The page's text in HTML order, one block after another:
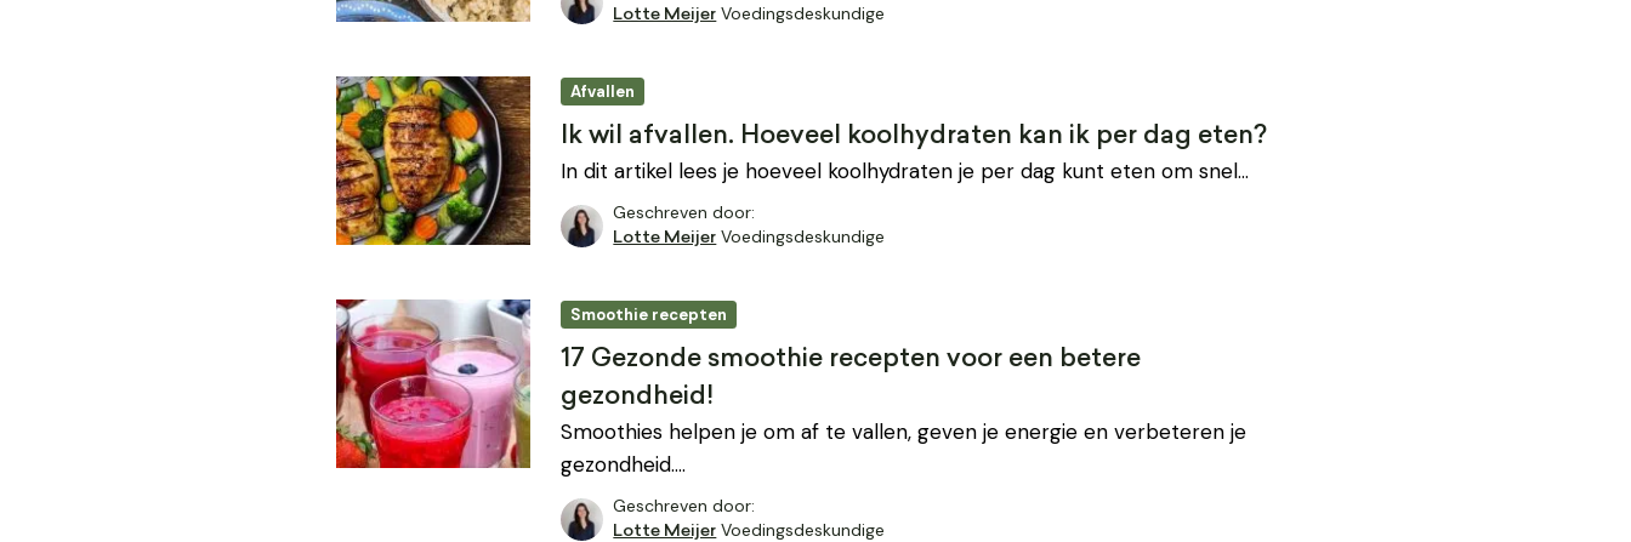
Lotte Meijer Voedingsdeskundige
Afvallen
Ik wil afvallen. Hoeveel koolhydraten kan ik per dag eten?
In dit artikel lees je hoeveel koolhydraten je per dag kunt eten om snel…
Geschreven door:
Lotte Meijer Voedingsdeskundige
Smoothie recepten
17 Gezonde smoothie recepten voor een betere
gezondheid!
Smoothies helpen je om af te vallen, geven je energie en verbeteren je
gezondheid.…
Geschreven door:
Lotte Meijer Voedingsdeskundige